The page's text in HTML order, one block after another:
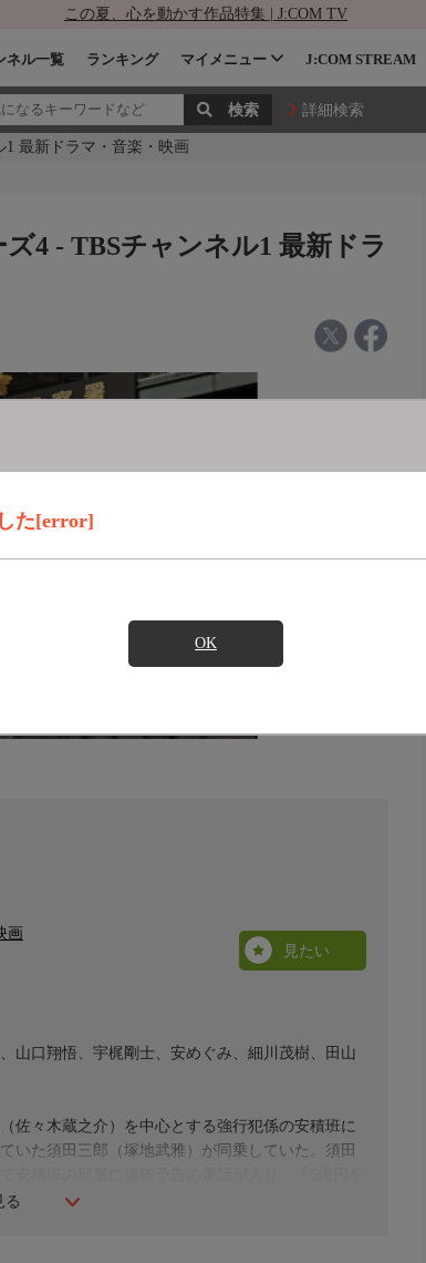
この夏、心を動かす作品特集 | J:COM TV
ネル一覧 ランキング マイメニュー J:COM STREAM
詳細検索
最新ドラマ・音楽・映画
た[error]
OK
4 - TBSチャンネル1 最新ドラ
画
見たい
る
山口翔悟、宇梶剛士、安めぐみ、細川茂樹、田山
佐々木蔵之介）を中心とする強行犯係の安積班に
いた須田三郎（塚地武雅）が同乗していた。須田